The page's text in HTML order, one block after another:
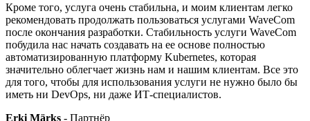
Кроме того, услуга очень стабильна, и моим клиентам легко
рекомендовать продолжать пользоваться услугами WaveСom
после окончания разработки. Стабильность услуги WaveCom
побудила нас начать создавать на ее основе полностью
автоматизированную платформу Kubernetes, которая
значительно облегчает жизнь нам и нашим клиентам. Все это
для того, чтобы для использования услуги не нужно было бы
иметь ни DevOps, ни даже ИТ-специалистов.
Erki Märks - Партнёр